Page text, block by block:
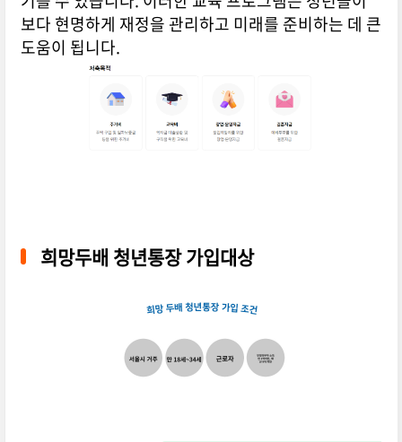
보다 현명하게 재정을 관리하고 미래를 준비하는 데 큰
도움이 됩니다.
희망두배 청년통장 가입대상